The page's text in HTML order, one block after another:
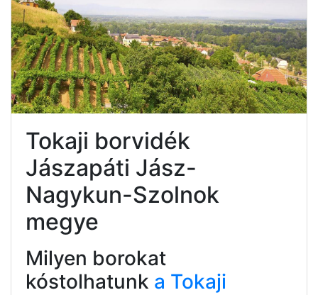
Tokaji borvidék
Jászapáti Jász-
Nagykun-Szolnok
megye
Milyen borokat
kóstolhatunk a Tokaji